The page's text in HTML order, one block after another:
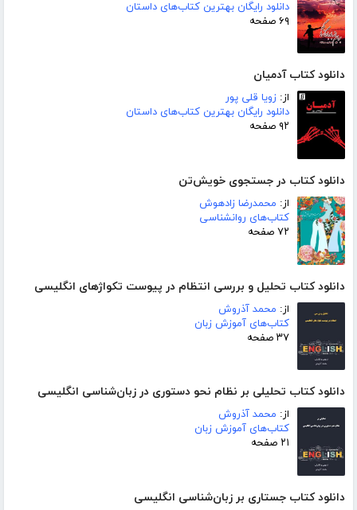
دانلود رایگان بهترین کتاب‌های داستان
۶۹ صفحه
دانلود کتاب آدمیان
از: زویا قلی پور
دانلود رایگان بهترین کتاب‌های داستان
۹۲ صفحه
دانلود کتاب در جستجوی خویش‌تن
از: محمدرضا زادهوش
کتاب‌های روانشناسی
۷۲ صفحه
دانلود کتاب تحلیل و بررسی انتظام در پیوست تکواژهای انگلیسی
از: محمد آذروش
کتاب‌های آموزش زبان
۳۷ صفحه
دانلود کتاب تحلیلی بر نظام نحو دستوری در زبان‌شناسی انگلیسی
از: محمد آذروش
کتاب‌های آموزش زبان
۲۱ صفحه
دانلود کتاب جستاری بر زبان‌شناسی انگلیسی